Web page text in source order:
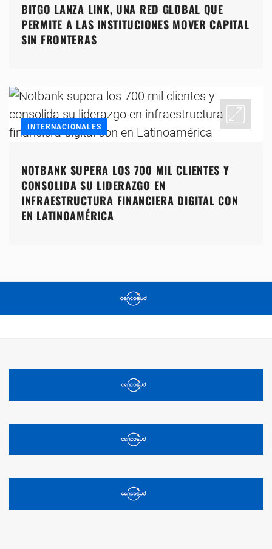
BITGO LANZA LINK, UNA RED GLOBAL QUE
PERMITE A LAS INSTITUCIONES MOVER CAPITAL
SIN FRONTERAS
INTERNACIONALES
NOTBANK SUPERA LOS 700 MIL CLIENTES Y
CONSOLIDA SU LIDERAZGO EN
INFRAESTRUCTURA FINANCIERA DIGITAL CON
EN LATINOAMÉRICA